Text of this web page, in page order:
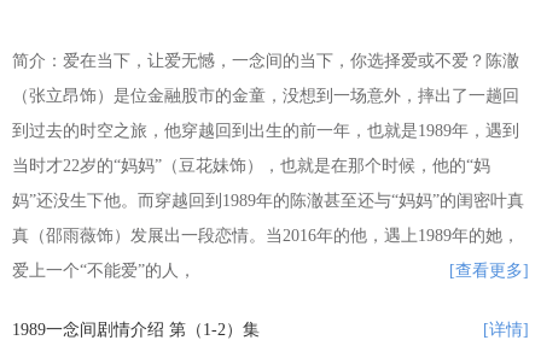
简介：爱在当下，让爱无憾，一念间的当下，你选择爱或不爱？陈澈
（张立昂饰）是位金融股市的金童，没想到一场意外，摔出了一趟回
到过去的时空之旅，他穿越回到出生的前一年，也就是1989年，遇到
当时才22岁的“妈妈”（豆花妹饰），也就是在那个时候，他的“妈
妈”还没生下他。而穿越回到1989年的陈澈甚至还与“妈妈”的闺密叶真
真（邵雨薇饰）发展出一段恋情。当2016年的他，遇上1989年的她，
爱上一个“不能爱”的人，
[查看更多]
1989一念间剧情介绍 第（1-2）集 [详情]